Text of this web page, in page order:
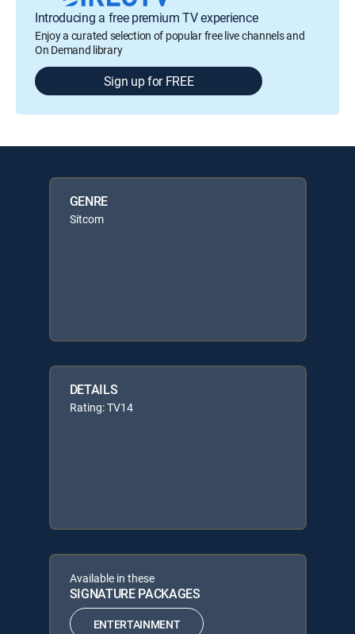
Introducing a free premium TV experience
Enjoy a curated selection of popular free live channels and
On Demand library
Sign up for FREE
GENRE
Sitcom
DETAILS
Rating: TV14
Available in these
SIGNATURE PACKAGES
ENTERTAINMENT